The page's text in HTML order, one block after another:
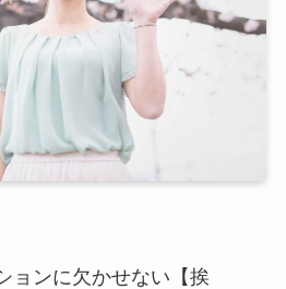
ョンに欠かせない【挨